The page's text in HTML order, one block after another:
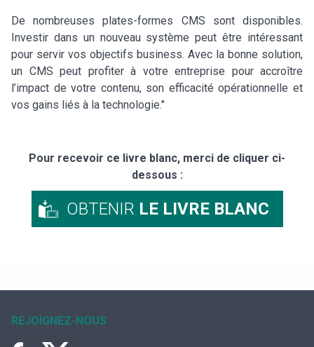
De nombreuses plates-formes CMS sont disponibles.
Investir dans un nouveau système peut être intéressant
pour servir vos objectifs business. Avec la bonne solution,
un CMS peut profiter à votre entreprise pour accroître
l’impact de votre contenu, son efficacité opérationnelle et
vos gains liés à la technologie."
Pour recevoir ce livre blanc, merci de cliquer ci-
dessous :
OBTENIR LE LIVRE BLANC
REJOIGNEZ-NOUS